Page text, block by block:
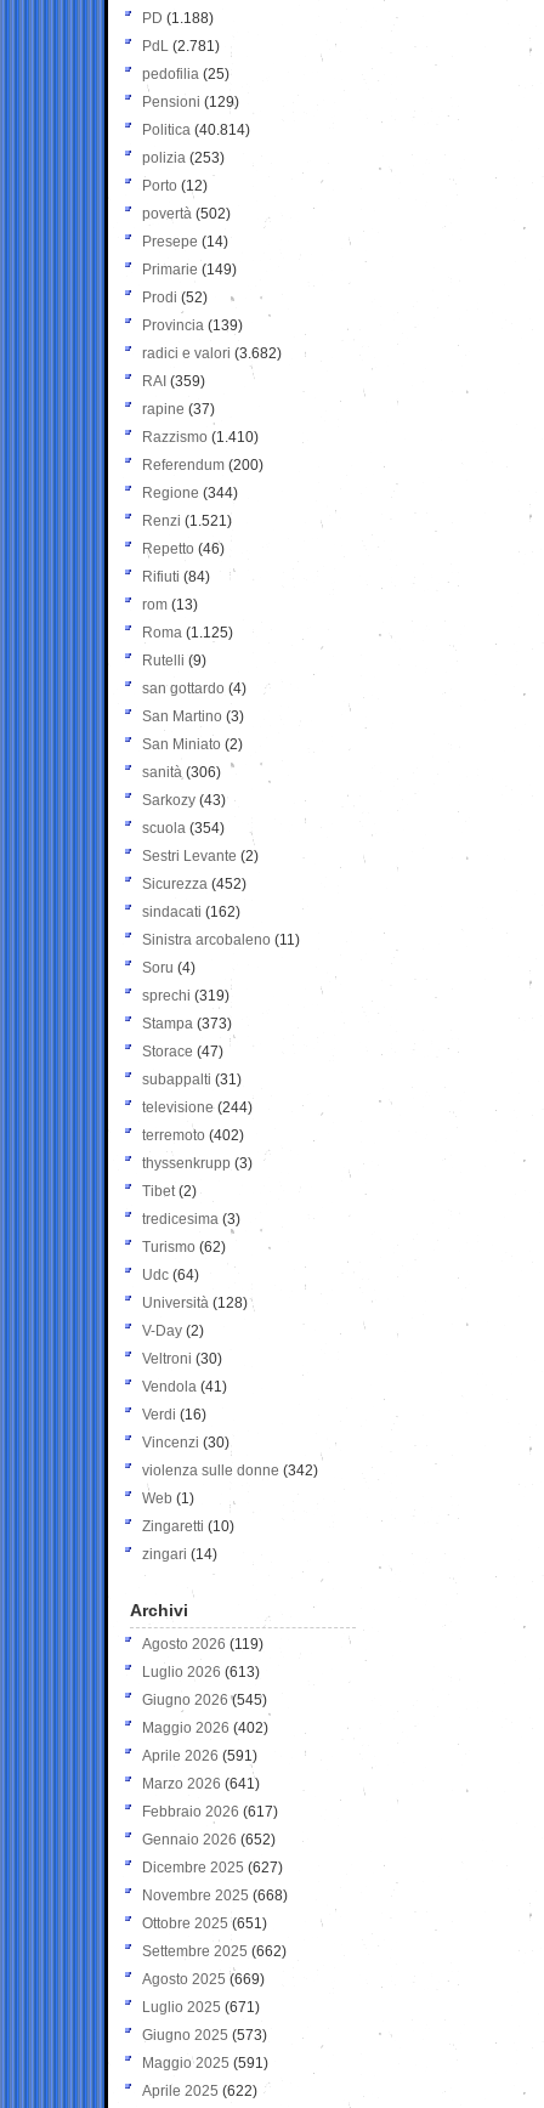
PD (1.188)
PdL (2.781)
pedofilia (25)
Pensioni (129)
Politica (40.814)
polizia (253)
Porto (12)
povertà (502)
Presepe (14)
Primarie (149)
Prodi (52)
Provincia (139)
radici e valori (3.682)
RAI (359)
rapine (37)
Razzismo (1.410)
Referendum (200)
Regione (344)
Renzi (1.521)
Repetto (46)
Rifiuti (84)
rom (13)
Roma (1.125)
Rutelli (9)
san gottardo (4)
San Martino (3)
San Miniato (2)
sanità (306)
Sarkozy (43)
scuola (354)
Sestri Levante (2)
Sicurezza (452)
sindacati (162)
Sinistra arcobaleno (11)
Soru (4)
sprechi (319)
Stampa (373)
Storace (47)
subappalti (31)
televisione(244)
terremoto (402)
thyssenkrupp (3)
Tibet(2)
tredicesima (3)
Turismo (62)
Udc (64)
Università (128)
V-Day (2)
Veltroni (30)
Vendola (41)
Verdi (16)
Vincenzi (30)
violenza sulle donne (342)
Web (1)
Zingaretti (10)
zingari (14)
Archivi
Agosto 2026 (119)
Luglio 2026 (613)
Giugno 2026 (545)
Maggio 2026 (402)
Aprile 2026 (591)
Marzo 2026 (641)
Febbraio 2026 (617)
Gennaio 2026 (652)
Dicembre 2025 (627)
Novembre 2025 (668)
Ottobre 2025 (651)
Settembre 2025 (662)
Agosto 2025 (669)
Luglio 2025 (671)
Giugno 2025 (573)
Maggio 2025 (591)
Aprile 2025 (622)